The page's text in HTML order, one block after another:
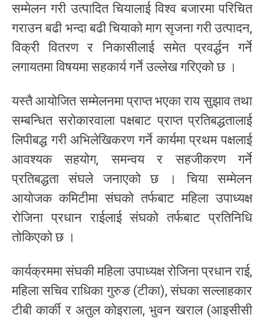
सम्मेलन गरी उत्पादित चियालाई विश्व बजारमा परिचित
गराउन बढी भन्दा बढी चियाको माग सृजना गरी उत्पादन,
विक्री वितरण र निकासीलाई समेत प्रवर्द्धन गर्ने
लगायतमा विषयमा सहकार्य गर्ने उल्लेख गरिएको छ ।
यस्तै आयोजित सम्मेलनमा प्राप्त भएका राय सुझाव तथा
सम्बन्धित सरोकारवाला पक्षबाट प्राप्त प्रतिबद्धतालाई
लिपीबद्ध गरी अभिलेखिकरण गर्ने कार्यमा प्रथम पक्षलाई
आवश्यक सहयोग, समन्वय र सहजीकरण गर्ने
प्रतिबद्धता संघले जनाएको छ । चिया सम्मेलन
आयोजक कमिटीमा संघको तर्फबाट महिला उपाध्यक्ष
रोजिना प्रधान राईलाई संघको तर्फबाट प्रतिनिधि
तोकिएको छ ।
कार्यक्रममा संघकी महिला उपाध्यक्ष रोजिना प्रधान राई,
महिला सचिव राधिका गुरुङ (टीका), संघका सल्लाहकार
टीबी कार्की र अतुल कोइराला, भुवन खराल (आइसीसी